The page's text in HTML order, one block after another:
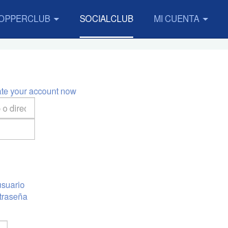
SOCIALCLUB MI CUENTA
your account now